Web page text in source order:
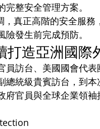
整安全管理方案。
，真正高階的安全服
發生前完成預防。
打造亞洲國
員訪台、美國國會代
總統級貴賓訪台，到
府官員與全球企業領